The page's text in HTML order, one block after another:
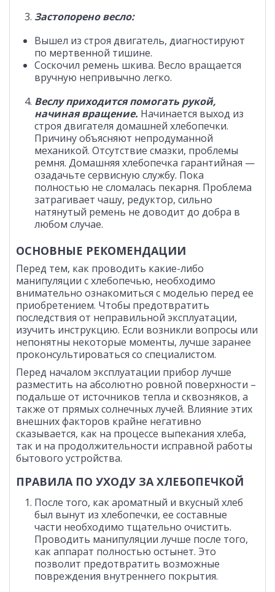
Застопорено весло:
Вышел из строя двигатель, диагностируют
по мертвенной тишине.
Соскочил ремень шкива. Весло вращается
вручную непривычно легко.
Веслу приходится помогать рукой,
начиная вращение. Начинается выход из
строя двигателя домашней хлебопечки.
Причину объясняют непродуманной
механикой. Отсутствие смазки, проблемы
ремня. Домашняя хлебопечка гарантийная —
озадачьте сервисную службу. Пока
полностью не сломалась пекарня. Проблема
затрагивает чашу, редуктор, сильно
натянутый ремень не доводит до добра в
любом случае.
ОСНОВНЫЕ РЕКОМЕНДАЦИИ
Перед тем, как проводить какие-либо
манипуляции с хлебопечью, необходимо
внимательно ознакомиться с моделью перед ее
приобретением. Чтобы предотвратить
последствия от неправильной эксплуатации,
изучить инструкцию. Если возникли вопросы или
непонятны некоторые моменты, лучше заранее
проконсультироваться со специалистом.
Перед началом эксплуатации прибор лучше
разместить на абсолютно ровной поверхности –
подальше от источников тепла и сквозняков, а
также от прямых солнечных лучей. Влияние этих
внешних факторов крайне негативно
сказывается, как на процессе выпекания хлеба,
так и на продолжительности исправной работы
бытового устройства.
ПРАВИЛА ПО УХОДУ ЗА ХЛЕБОПЕЧКОЙ
После того, как ароматный и вкусный хлеб
был вынут из хлебопечки, ее составные
части необходимо тщательно очистить.
Проводить манипуляции лучше после того,
как аппарат полностью остынет. Это
позволит предотвратить возможные
повреждения внутреннего покрытия.